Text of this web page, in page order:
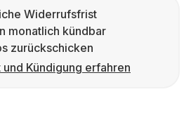
Widerrufsfrist
monatlich kündbar
zurückschicken
Kündigung erfahren